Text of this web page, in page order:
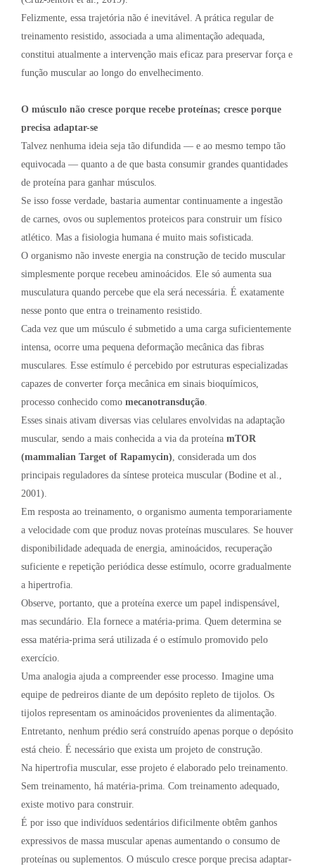
Felizmente, essa trajetória não é inevitável. A prática regular de
treinamento resistido, associada a uma alimentação adequada,
constitui atualmente a intervenção mais eficaz para preservar força e
função muscular ao longo do envelhecimento.
O músculo não cresce porque recebe proteínas; cresce porque
precisa adaptar-se
Talvez nenhuma ideia seja tão difundida — e ao mesmo tempo tão
equivocada — quanto a de que basta consumir grandes quantidades
de proteína para ganhar músculos.
Se isso fosse verdade, bastaria aumentar continuamente a ingestão
de carnes, ovos ou suplementos proteicos para construir um físico
atlético. Mas a fisiologia humana é muito mais sofisticada.
O organismo não investe energia na construção de tecido muscular
simplesmente porque recebeu aminoácidos. Ele só aumenta sua
musculatura quando percebe que ela será necessária. É exatamente
nesse ponto que entra o treinamento resistido.
Cada vez que um músculo é submetido a uma carga suficientemente
intensa, ocorre uma pequena deformação mecânica das fibras
musculares. Esse estímulo é percebido por estruturas especializadas
capazes de converter força mecânica em sinais bioquímicos,
processo conhecido como mecanotransdução.
Esses sinais ativam diversas vias celulares envolvidas na adaptação
muscular, sendo a mais conhecida a via da proteína mTOR
(mammalian Target of Rapamycin), considerada um dos
principais reguladores da síntese proteica muscular (Bodine et al.,
2001).
Em resposta ao treinamento, o organismo aumenta temporariamente
a velocidade com que produz novas proteínas musculares. Se houver
disponibilidade adequada de energia, aminoácidos, recuperação
suficiente e repetição periódica desse estímulo, ocorre gradualmente
a hipertrofia.
Observe, portanto, que a proteína exerce um papel indispensável,
mas secundário. Ela fornece a matéria-prima. Quem determina se
essa matéria-prima será utilizada é o estímulo promovido pelo
exercício.
Uma analogia ajuda a compreender esse processo. Imagine uma
equipe de pedreiros diante de um depósito repleto de tijolos. Os
tijolos representam os aminoácidos provenientes da alimentação.
Entretanto, nenhum prédio será construído apenas porque o depósito
está cheio. É necessário que exista um projeto de construção.
Na hipertrofia muscular, esse projeto é elaborado pelo treinamento.
Sem treinamento, há matéria-prima. Com treinamento adequado,
existe motivo para construir.
É por isso que indivíduos sedentários dificilmente obtêm ganhos
expressivos de massa muscular apenas aumentando o consumo de
proteínas ou suplementos. O músculo cresce porque precisa adaptar-